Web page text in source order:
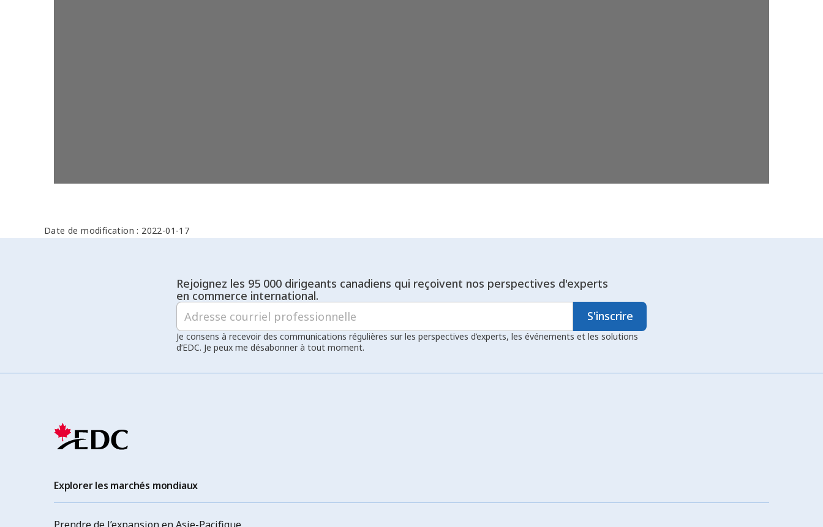
Date de modification : 2022-01-17
Rejoignez les 95 000 dirigeants canadiens qui reçoivent nos perspectives d'experts
en commerce international.
S'inscrire
Je consens à recevoir des communications régulières sur les perspectives d’experts, les événements et les solutions
d’EDC. Je peux me désabonner à tout moment.
Explorer les marchés mondiaux